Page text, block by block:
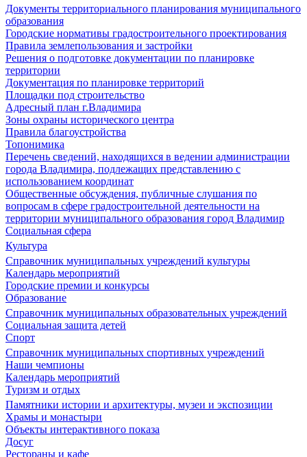
Документы территориального планирования муниципального
образования
Городские нормативы градостроительного проектирования
Правила землепользования и застройки
Решения о подготовке документации по планировке
территории
Документация по планировке территорий
Площадки под строительство
Адресный план г.Владимира
Зоны охраны исторического центра
Правила благоустройства
Топонимика
Перечень сведений, находящихся в ведении администрации
города Владимира, подлежащих представлению с
использованием координат
Общественные обсуждения, публичные слушания по
вопросам в сфере градостроительной деятельности на
территории муниципального образования город Владимир
Социальная сфера
Культура
Справочник муниципальных учреждений культуры
Календарь мероприятий
Городские премии и конкурсы
Образование
Справочник муниципальных образовательных учреждений
Социальная защита детей
Спорт
Справочник муниципальных спортивных учреждений
Наши чемпионы
Календарь мероприятий
Туризм и отдых
Памятники истории и архитектуры, музеи и экспозиции
Храмы и монастыри
Объекты интерактивного показа
Досуг
Рестораны и кафе